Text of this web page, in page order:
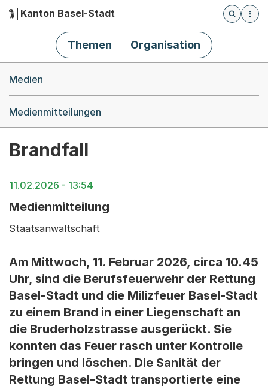
Hauptnavigation
Kanton Basel-Stadt
Öffnet
Themen Organisation
Medien
Medienmitteilungen
Brandfall
11.02.2026 - 13:54
Medienmitteilung
Staatsanwaltschaft
Am Mittwoch, 11. Februar 2026, circa 10.45
Uhr, sind die Berufsfeuerwehr der Rettung
Basel-Stadt und die Milizfeuer Basel-Stadt
zu einem Brand in einer Liegenschaft an
die Bruderholzstrasse ausgerückt. Sie
konnten das Feuer rasch unter Kontrolle
bringen und löschen. Die Sanität der
Rettung Basel-Stadt transportierte eine